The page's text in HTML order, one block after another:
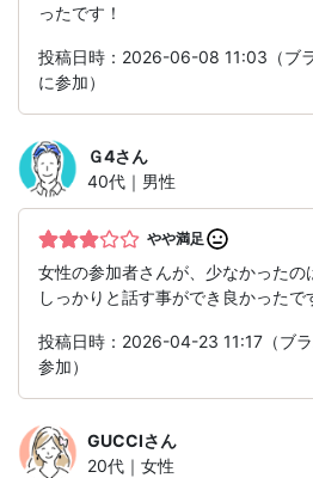
ったです！
投稿日時：2026-06-08 11:03（ブ
に参加）
Ｇ4さん
40代｜男性
やや満足
女性の参加者さんが、少なかったの
しっかりと話す事ができ良かったで
投稿日時：2026-04-23 11:17（ブ
参加）
GUCCIさん
20代｜女性